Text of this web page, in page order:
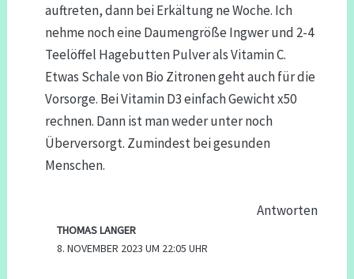
auftreten, dann bei Erkältung ne Woche. Ich
nehme noch eine Daumengröße Ingwer und 2-4
Teelöffel Hagebutten Pulver als Vitamin C.
Etwas Schale von Bio Zitronen geht auch für die
Vorsorge. Bei Vitamin D3 einfach Gewicht x50
rechnen. Dann ist man weder unter noch
Überversorgt. Zumindest bei gesunden
Menschen.
Antworten
THOMAS LANGER
8. NOVEMBER 2023 UM 22:05 UHR